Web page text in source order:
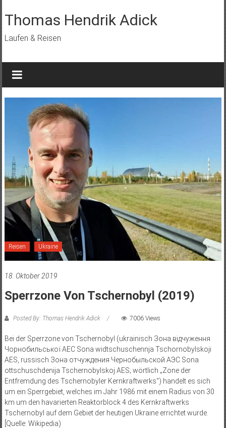
to
content
Thomas Hendrik Adick
Laufen & Reisen
Reisen Ukraine
18. Oktober 2019
Sperrzone Von Tschernobyl (2019)
Posted By: Thomas Hendrik Adick 7006 Views
Bei der Sperrzone von Tschernobyl (ukrainisch Зона відчуження
Чорнобильської АЕС Sona widtschuschennja Tschornobylskoji
AES, russisch Зона отчуждения Чернобыльской АЭС Sona
ottschuschdenija Tschernobylskoj AES; wörtlich „Zone der
Entfremdung des Tschernobyler Kernkraftwerks“) handelt es sich
um ein Sperrgebiet, welches im Jahr 1986 mit einem Radius von 30
km um den havarierten Reaktorblock 4 des Kernkraftwerks
Tschernobyl auf dem Gebiet der heutigen Ukraine errichtet wurde.
[Quelle: Wikipedia)